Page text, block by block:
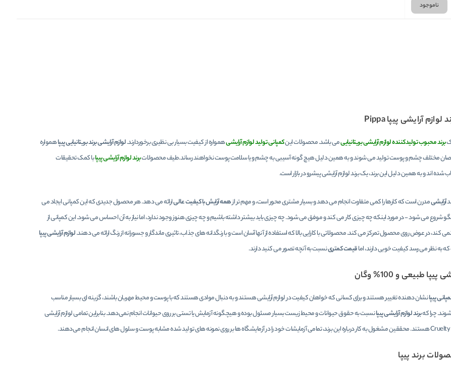
ناموجود
لوازم آرایشی پیپاPippa
برند محبوب تولیدکننده لوازم آرایشی بریتانیاییمی باشد. محصولات اینکمپانی تولید لوازم آرایشیهمواره از کیفیت بسیار بی نظیری برخوردارند.لوازم آرایشی برند بریتانیایی پیپاهمواره
مختلف چشم و پوست تولید می شوند و به همین دلیل هیچ گونه آسیبی به چشم و یا سلامت پوست نخواهند رساند.طیف محصولاتبرند لوازم آرایشی پیپابا کمک تحقیقات
اند و به همین دلیل این برند، یک برند لوازم آرایشی پیشرو در بازار است.
آرایشیمدرن است که کارها را کمی متفاوت انجام می دهد و بسیار مشتری محور است، و مهم تر ازهمه آرایش با کیفیت عالیارائه می دهد. هر محصول جدیدی که این کمپانی ایجاد می
شروع می شود - در مورد اینکه چه چیزی کار می کند و موفق می شود. چه چیزی باید بیشتر داشته باشیم و چه چیزی هنوز وجود ندارد، اما نیاز به آن احساس می شود. این کمپانی از
کند، در عوض روی محصول تمرکز می کند. محصولاتی با کارایی بالا که استفاده از آنها آسان است و با رنگدانه های جذاب، تاثیری ماندگار و جسورانه از رنگ ارائه می دهند.لوازم آرایشی پیپا
که به نظر می رسد کیفیت خوبی دارند، اماقیمتکمترینسبت به آنچه تصور می کنید دارند.
طبیعی و 100% وگان
پیپانشان دهنده تغییر هستند و برای کسانی که خواهان کیفیت در لوازم آرایشی هستند و به دنبال موادی هستند که با پوست و محیط مهربان باشند، گزینه ای بسیار مناسب
چرا کهبرند لوازم آرایشی پیپانسبت به حقوق حیوانات و محیط زیست بسیار مسئول بوده و هیچگونه آزمایش یا تستی بر روی حیوانات انجام نمی‌دهد. بنابراین تمامی لوازم آرایشی
برند پیپا